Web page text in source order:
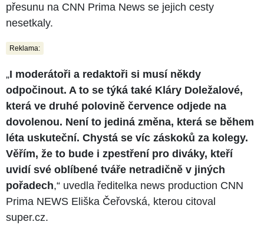
přesunu na CNN Prima News se jejich cesty
nesetkaly.
Reklama:
„I moderátoři a redaktoři si musí někdy
odpočinout. A to se týká také Kláry Doležalové,
která ve druhé polovině července odjede na
dovolenou. Není to jediná změna, která se během
léta uskuteční. Chystá se víc záskoků za kolegy.
Věřím, že to bude i zpestření pro diváky, kteří
uvidí své oblíbené tváře netradičně v jiných
pořadech,“ uvedla ředitelka news production CNN
Prima NEWS Eliška Čeřovská, kterou citoval
super.cz.